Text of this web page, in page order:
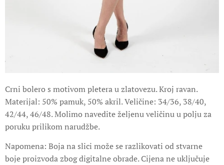
Crni bolero s motivom pletera u zlatovezu. Kroj ravan.
Materijal: 50% pamuk, 50% akril. Veličine: 34/36, 38/40,
42/44, 46/48. Molimo navedite željenu veličinu u polju za
poruku prilikom narudžbe.
Napomena: Boja na slici može se razlikovati od stvarne
boje proizvoda zbog digitalne obrade. Cijena ne uključuje